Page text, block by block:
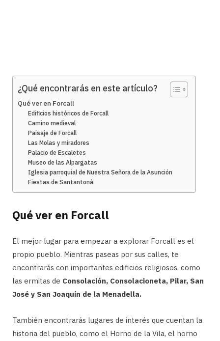
¿Qué encontrarás en este artículo?
Qué ver en Forcall
Edificios históricos de Forcall
Camino medieval
Paisaje de Forcall
Las Molas y miradores
Palacio de Escaletes
Museo de las Alpargatas
Iglesia parroquial de Nuestra Señora de la Asunción
Fiestas de Santantonà
Qué ver en Forcall
El mejor lugar para empezar a explorar Forcall es el
propio pueblo. Mientras paseas por sus calles, te
encontrarás con importantes edificios religiosos, como
las ermitas de Consolación, Consolacioneta, Pilar, San
José y San Joaquín de la Menadella.
También encontrarás lugares de interés que cuentan la
historia del pueblo, como el Horno de la Vila, el horno